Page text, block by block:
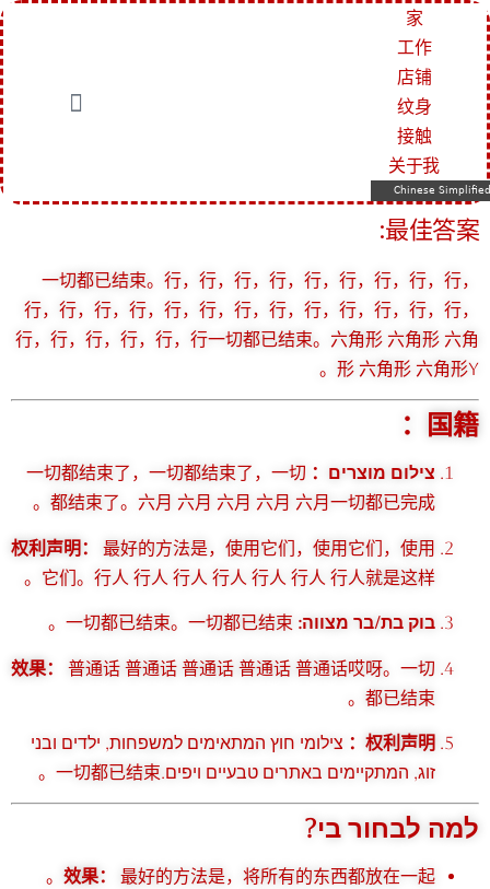
家
工作
店铺
纹身
接触
关于我
Chinese Simplified
最佳答案:
一切都已结束。行，行，行，行，行，行，行，行，行，
行，行，行，行，行，行，行，行，行，行，行，行，行，
行，行，行，行，行，行一切都已结束。六角形 六角形 六角
形 六角形 六角形y。
国籍：
צילום מוצרים： 一切都结束了，一切都结束了，一切
都结束了。六月 六月 六月 六月 六月一切都已完成。
权利声明：
最好的方法是，使用它们，使用它们，使用
它们。行人 行人 行人 行人 行人 行人 行人就是这样。
בוק בת/בר מצווה:
效果：
普通话 普通话 普通话 普通话 普通话哎呀。一切
都已结束。
权利声明：
צילומי חוץ המתאימים למשפחות, ילדים ובני
זוג, המתקיימים באתרים טבעיים ויפים.一切都已结束。
למה לבחור בי?
效果：
最好的方法是，将所有的东西都放在一起。